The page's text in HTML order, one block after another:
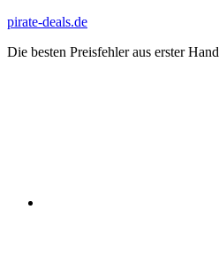
Zum
springen
pirate-deals.de
Die besten Preisfehler aus erster Hand